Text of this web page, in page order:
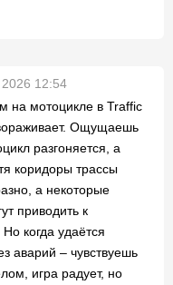
12:54
на мотоцикле в Traffic
Ощущаешь
разгоняется, а
коридоры трассы
а некоторые
приводить к
когда удаётся
аварий – чувствуешь
игра радует, но